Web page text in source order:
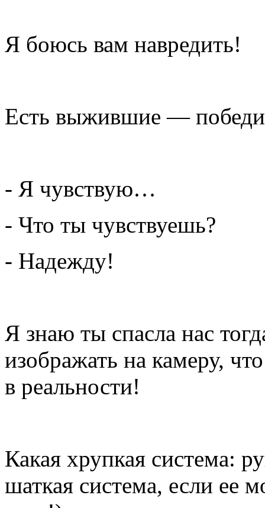
Я боюсь вам навредить!
Есть выжившие —
- Я чувствую…
- Что ты чувствуешь?
- Надежду!
Я знаю ты спасла нас
изображать на камеру,
в реальности!
Какая хрупкая система:
шаткая система, если ее